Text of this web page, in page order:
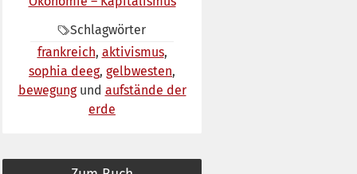
Schlagwörter
frankreich aktivismus
sophia deeg gelbwesten
bewegung
aufstände der
erde